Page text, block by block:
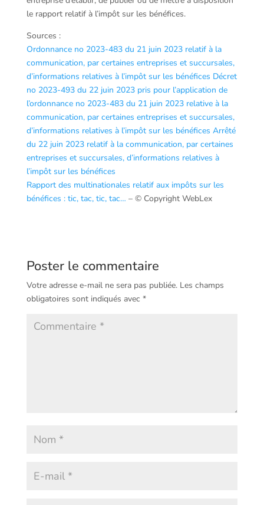
le rapport relatif à l’impôt sur les bénéfices.
Sources :
Ordonnance no 2023-483 du 21 juin 2023 relatif à la
communication, par certaines entreprises et succursales,
d’informations relatives à l’impôt sur les bénéfices Décret
no 2023-493 du 22 juin 2023 pris pour l’application de
l’ordonnance no 2023-483 du 21 juin 2023 relative à la
communication, par certaines entreprises et succursales,
d’informations relatives à l’impôt sur les bénéfices Arrêté
du 22 juin 2023 relatif à la communication, par certaines
entreprises et succursales, d’informations relatives à
l’impôt sur les bénéfices
Rapport des multinationales relatif aux impôts sur les
bénéfices : tic, tac, tic, tac… – © Copyright WebLex
Poster le commentaire
Votre adresse e-mail ne sera pas publiée. Les champs
obligatoires sont indiqués avec *